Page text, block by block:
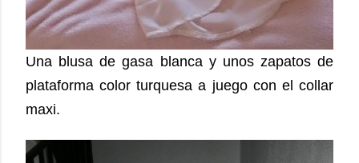
Una blusa de gasa blanca y unos zapatos de
plataforma color turquesa a juego con el collar
maxi.